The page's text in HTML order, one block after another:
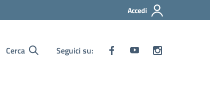
Accedi
Cerca Seguici su: